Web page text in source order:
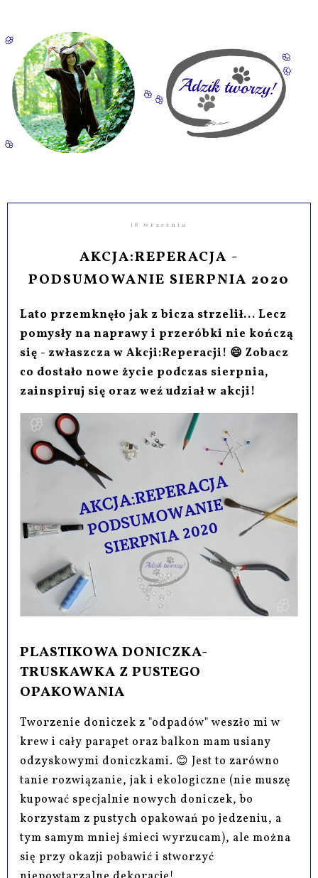
18 września
AKCJA:REPERACJA -
PODSUMOWANIE SIERPNIA 2020
Lato przemknęło jak z bicza strzelił... Lecz
pomysły na naprawy i przeróbki nie kończą
się - zwłaszcza w Akcji:Reperacji! 😄 Zobacz
co dostało nowe życie podczas sierpnia,
zainspiruj się oraz weź udział w akcji!
PLASTIKOWA DONICZKA-
TRUSKAWKA Z PUSTEGO
OPAKOWANIA
Tworzenie doniczek z "odpadów" weszło mi w
krew i cały parapet oraz balkon mam usiany
odzyskowymi doniczkami. 😊 Jest to zarówno
tanie rozwiązanie, jak i ekologiczne (nie muszę
kupować specjalnie nowych doniczek, bo
korzystam z pustych opakowań po jedzeniu, a
tym samym mniej śmieci wyrzucam), ale można
się przy okazji pobawić i stworzyć